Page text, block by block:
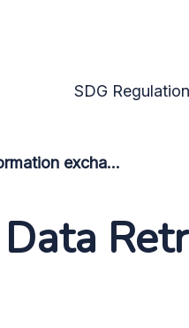
SDG Regulation
Cross-border information exchange